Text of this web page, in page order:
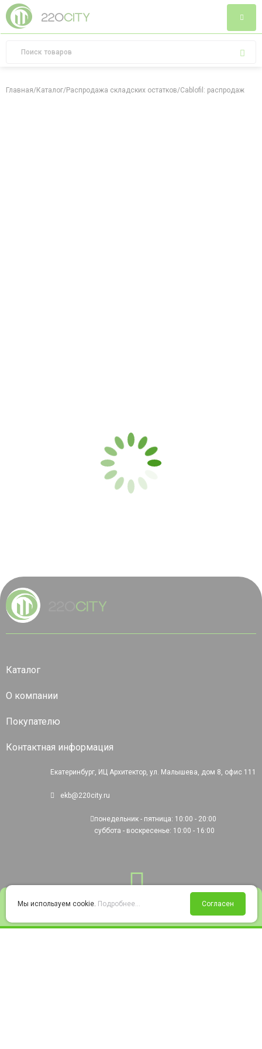
Войти Избранное Корзина
Главная/Каталог/Распродажа складских остатков/Cablofil: распродажа
Каталог
О компании
Покупателю
Контактная информация
Екатеринбург, ИЦ Архитектор, ул. Малышева, дом 8, офис 111
ekb@220city.ru
понедельник - пятница: 10:00 - 20:00
суббота - воскресенье: 10:00 - 16:00
Мы используем cookie. Подробнее... Согласен